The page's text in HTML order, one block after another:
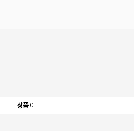
상품 0